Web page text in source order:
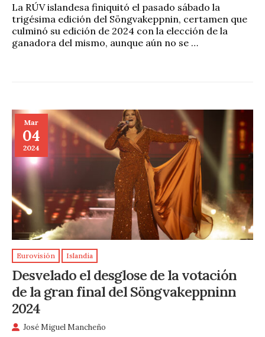
La RÚV islandesa finiquitó el pasado sábado la
trigésima edición del Söngvakeppnin, certamen que
culminó su edición de 2024 con la elección de la
ganadora del mismo, aunque aún no se …
Mar
04
2024
Eurovisión Islandia
Desvelado el desglose de la votación
de la gran final del Söngvakeppninn
2024
José Miguel Mancheño